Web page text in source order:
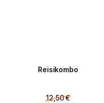
Reisikombo
12,50 €